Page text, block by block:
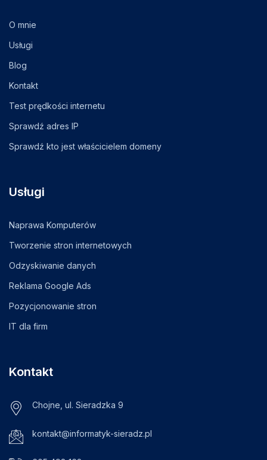
O mnie
Usługi
Blog
Kontakt
Test prędkości internetu
Sprawdź adres IP
Sprawdź kto jest właścicielem domeny
Usługi
Naprawa Komputerów
Tworzenie stron internetowych
Odzyskiwanie danych
Reklama Google Ads
Pozycjonowanie stron
IT dla firm
Kontakt
Chojne, ul. Sieradzka 9
kontakt@informatyk-sieradz.pl